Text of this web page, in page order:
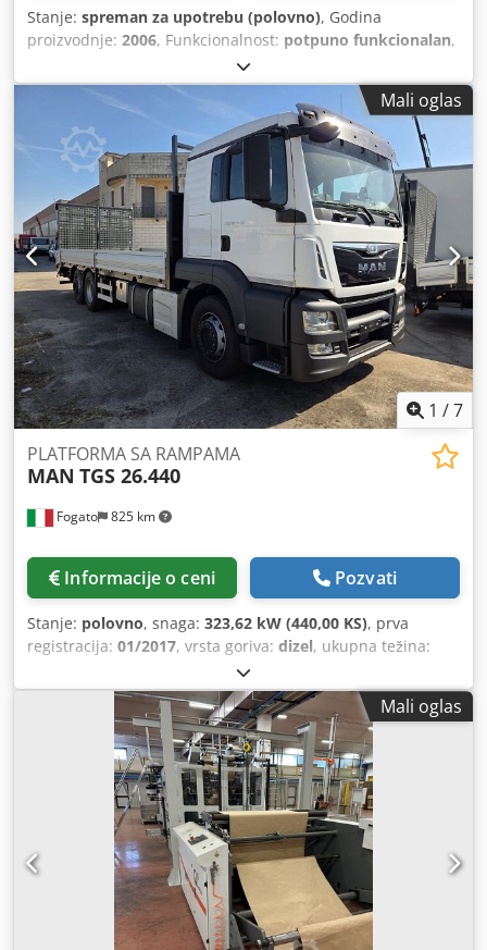
Stanje: spreman za upotrebu (polovno), Godina
proizvodnje: 2006, Funkcionalnost: potpuno funkcionalan,
1 gebr. Rapid generatori pare ----- Proizvođač: CERTUSS Tip
: Junior Kapacitet: 600 kg / h Maksimalna toplotna snaga:
436 kV Radni nadpritisak: 16 bara Kapacitet vode: 42,5 l
Test pritisak: 57 bara CE oznaka: CE 0035 Godina
proizvodnje: 2006 Credpfswra S Rjx Ablef opremljen
Certuss gasnim gorionikom, sekcijom za kontrolu gasa,
Kontrolni kabinet, montiran na telu kotla, pumpa za
napojnu vodu i postojeće grube i fine armature
Mali oglas
1 /7
Fogato 825 km
PLATFORMA SA RAMPAMA
MAN TGS 26.440
Informacije o ceni Pozvati
Stanje: polovno, snaga: 323,62 kW (440,00 KS), prva
registracija: 01/2017, vrsta goriva: dizel, ukupna težina:
, konfiguracija osovina:
bela, emisioni razred:Euro 6, Oprema:ABS, diferencijalna
blokada, klima uređaj, MAN TGS 26.440 6x2 – Euro 6 -
2017: - Prva registracija 2017; - motor 440 KS - Euro 6; - tri
osovine 6x2; - treća pametna osovina (upravljiva napred i
nazad); - automatski menjač; - hidraulični retarder; -
kompletne vazdušne suspenzije; - niskoprofilne gume
315/70 R22.5; - ukupna masa 26.000 kg. Oprema: - blokada
diferencijala, klima uređaj, električni podizači stakala,
električno podesiva ogledala, ABS, ASR, vazdušno sedište
vozača, sunčana vizir, maglenke, tempomat, krovni otvor,
auto radio, spojler, prekidač za akumulator. Nadgradnja
carrellone: - fiksna platforma/platou dužine cca 7,75 m sa
Mali oglas